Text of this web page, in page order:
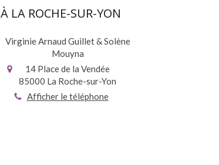
À LA ROCHE-SUR-YON
Virginie Arnaud Guillet & Solène
Mouyna
14 Place de la Vendée
85000 La Roche-sur-Yon
Afficher le téléphone